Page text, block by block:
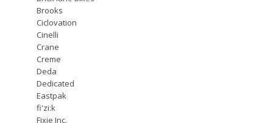
Brooks
Ciclovation
Cinelli
Crane
Creme
Deda
Dedicated
Eastpak
fi'zi:k
Fixie Inc.